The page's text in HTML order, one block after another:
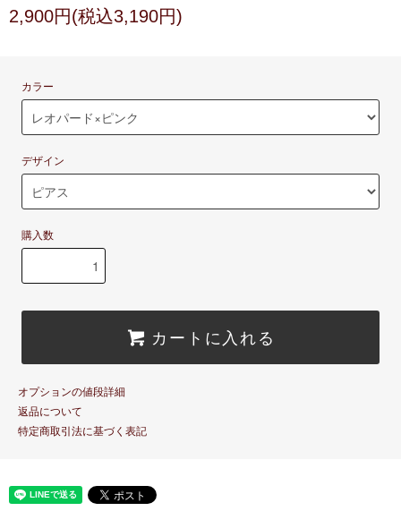
2,900円(税込3,190円)
カラー
デザイン
購入数
カートに入れる
オプションの値段詳細
返品について
特定商取引法に基づく表記